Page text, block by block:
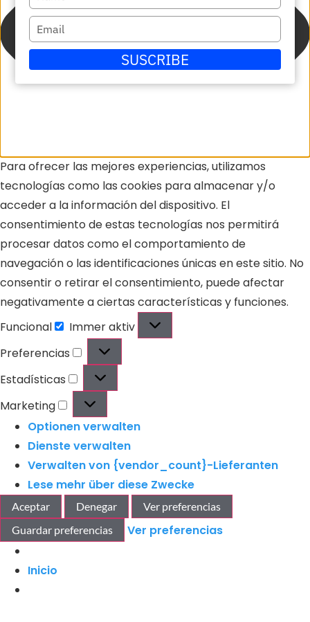
Para ofrecer las mejores experiencias, utilizamos
tecnologías como las cookies para almacenar y/o
acceder a la información del dispositivo. El
consentimiento de estas tecnologías nos permitirá
procesar datos como el comportamiento de
navegación o las identificaciones únicas en este sitio. No
consentir o retirar el consentimiento, puede afectar
negativamente a ciertas características y funciones.
Funcional
Immer aktiv
Preferencias
Estadísticas
Marketing
Optionen verwalten
Dienste verwalten
Verwalten von {vendor_count}-Lieferanten
Lese mehr über diese Zwecke
Aceptar Denegar
Ver preferencias
Guardar preferencias
Ver preferencias
Inicio
su
nombre
Escriba
su
correo
electrónico
SUSCRIBE